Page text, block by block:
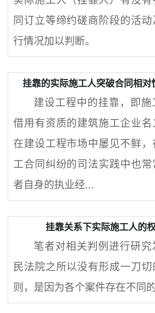
同订立等缔约磋商阶段的活
行情况加以判断。
挂靠的实际施工人突破合同相对
建设工程中的挂靠，即施
借用有资质的建筑施工企业名
在建设工程市场中屡见不鲜
工合同纠纷的司法实践中也
者自身的执业经...
挂靠关系下实际施工人的
笔者对相关判例进行研究
民法院之所以没有形成一刀
则，是因为各个案件存在不同